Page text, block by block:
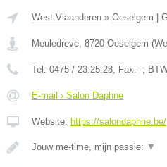
West-Vlaanderen » Oeselgem
Meuledreve, 8720 Oeselgem (
Tel: 0475 / 23.25.28, Fax: -,
E-mail › Salon Daphne
Website: https://salondaphne.be/
Jouw me-time, mijn passie: ▼